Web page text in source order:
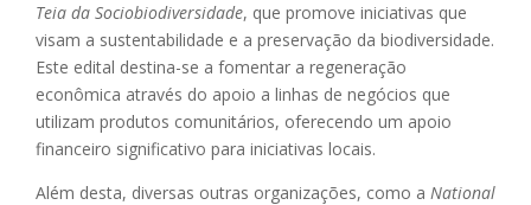
Teia da Sociobiodiversidade, que promove iniciativas que
visam a sustentabilidade e a preservação da biodiversidade.
Este edital destina-se a fomentar a regeneração
econômica através do apoio a linhas de negócios que
utilizam produtos comunitários, oferecendo um apoio
financeiro significativo para iniciativas locais.
Além desta, diversas outras organizações, como a National